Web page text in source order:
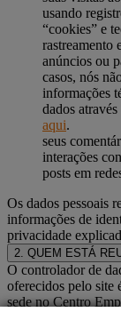
usando
“cookies” e
rastreamento
anúncios ou
casos, nós
informações
dados
aqui.
seus
interações
posts em
Os dados pessoais
informações de
privacidade
2. QUEM ESTÁ
O controlador de
oferecidos pelo site
sede no Centro